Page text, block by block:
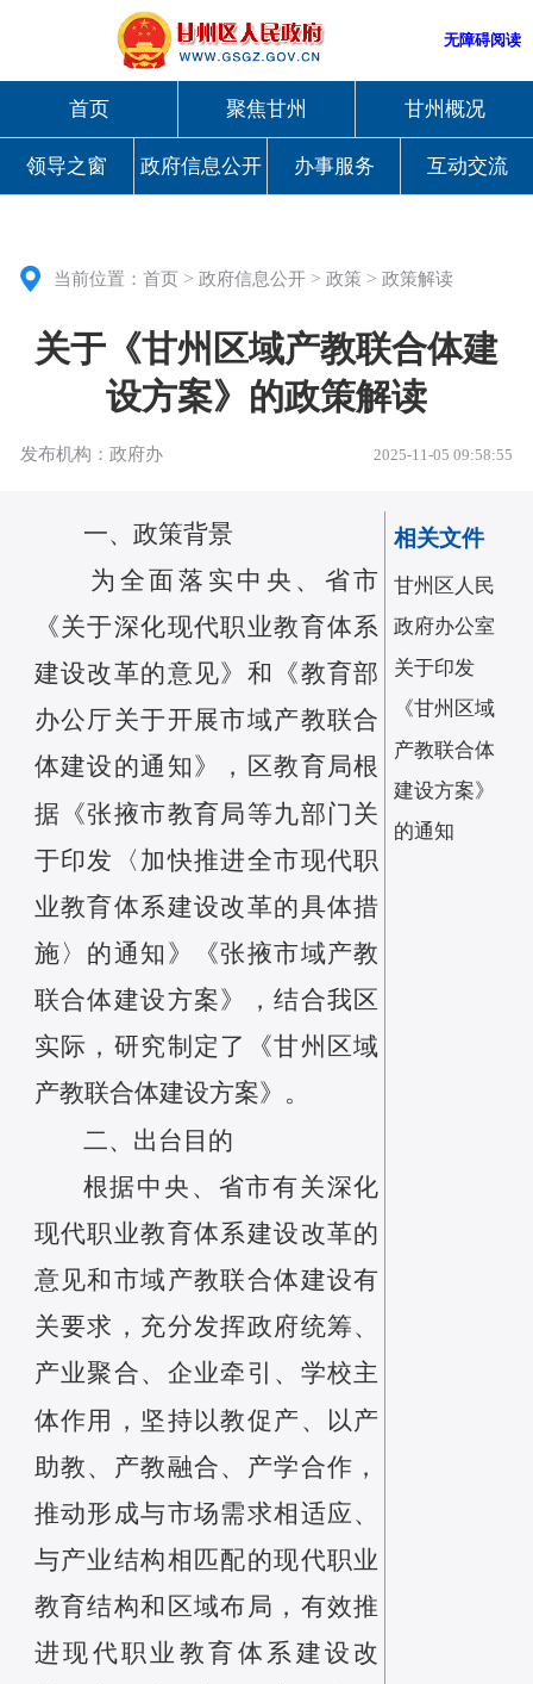
无障碍阅读
首页 聚焦甘州 甘州概况
领导之窗 政府信息公开 办事服务 互动交流
当前位置：首页 >政府信息公开 >政策 >政策解读
关于《甘州区域产教联合体建
设方案》的政策解读
发布机构：政府办 2025-11-05 09:58:55
一、 政策背景
为全面落实中央 、 省市
《关于深化现代职业教育体系
建设改革的意见》和《教育部
办公厅关于开展市域产教联合
体建设的通知》
，区教育局根
据《张掖市教育局等九部门关
于印发
〈 加快推进全市现代职
业教育体系建设改革的具体措
施〉的通知 》《张掖市域产教
联合体建设方案》 ，结合我区
实际，研究制定了《甘州区域
产教联合体建设方案》。
二、 出台目的
根据中央 、省市有关深化
现代职业教育体系建设改革的
意见和市域产教联合体建设有
关要求， 充分发挥政府统筹、
产业聚合、企业牵引、学校主
体作用， 坚持以教促产、以产
助教、产教融合、产学合作，
推动形成与市场需求相适应、
与产业结构相匹配的现代职业
教育结构和区域布局，有效推
进现代职业教育体系建设改
相关文件
甘州区人民
政府办公室
关于印发
《甘州区域
产教联合体
建设方案》
的通知